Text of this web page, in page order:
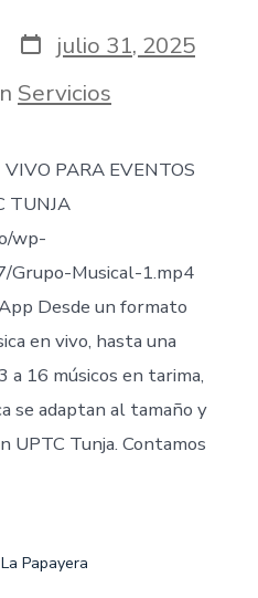
Fecha
de
publicación
julio 31, 2025
Servicios
PARA EVENTOS
TUNJA
wp-
Musical-1.mp4
Desde un formato
en vivo, hasta una
16 músicos en tarima,
se adaptan al tamaño y
UPTC Tunja. Contamos
La Papayera